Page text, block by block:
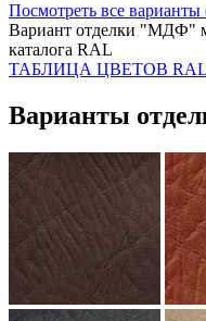
Посмотреть все варианты
Вариант отделки "МДФ"
каталога RAL
ТАБЛИЦА ЦВЕТОВ RAL
Варианты